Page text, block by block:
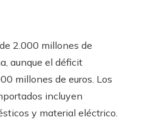
2.000 millones de
aunque el déficit
millones de euros. Los
incluyen
y material eléctrico.